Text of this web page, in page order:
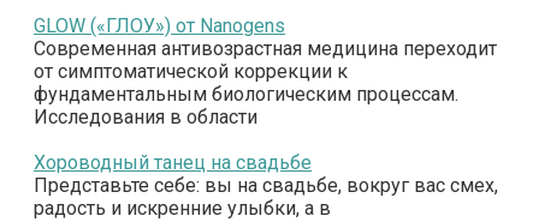
GLOW («ГЛОУ») от Nanogens
Современная антивозрастная медицина переходит
от симптоматической коррекции к
фундаментальным биологическим процессам.
Исследования в области
Хороводный танец на свадьбе
Представьте себе: вы на свадьбе, вокруг вас смех,
радость и искренние улыбки, а в